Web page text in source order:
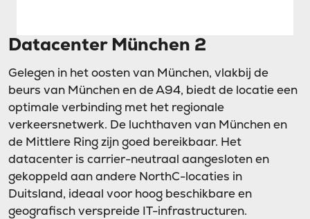
Datacenter München 2
Gelegen in het oosten van München, vlakbij de
beurs van München en de A94, biedt de locatie een
optimale verbinding met het regionale
verkeersnetwerk. De luchthaven van München en
de Mittlere Ring zijn goed bereikbaar. Het
datacenter is carrier-neutraal aangesloten en
gekoppeld aan andere NorthC-locaties in
Duitsland, ideaal voor hoog beschikbare en
geografisch verspreide IT-infrastructuren.